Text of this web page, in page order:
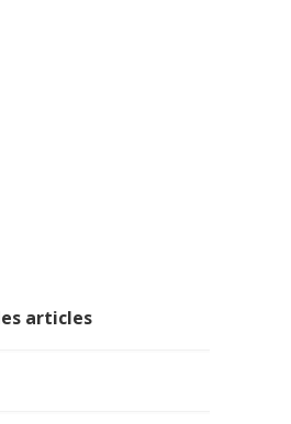
articles